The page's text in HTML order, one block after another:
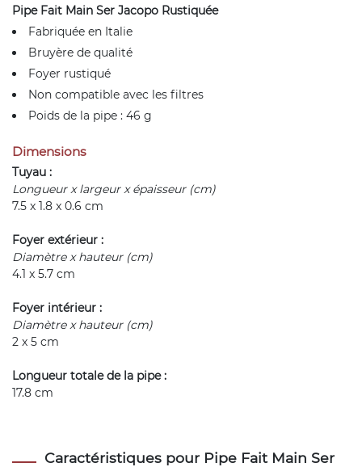
Pipe Fait Main Ser Jacopo Rustiquée
Fabriquée en Italie
Bruyère de qualité
Foyer rustiqué
Non compatible avec les filtres
Poids de la pipe : 46 g
Dimensions
Tuyau :
Longueur x largeur x épaisseur (cm)
7.5 x 1.8 x 0.6 cm
Foyer extérieur :
Diamètre x hauteur (cm)
4.1 x 5.7 cm
Foyer intérieur :
Diamètre x hauteur (cm)
2 x 5 cm
Longueur totale de la pipe :
17.8 cm
Caractéristiques pour Pipe Fait Main Ser